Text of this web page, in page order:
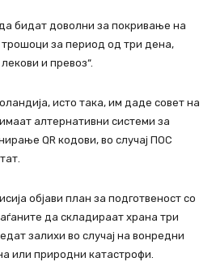
бидат доволни за покривање на
за период од три дена,
и превоз“.
исто така, им даде совет на
алтернативни системи за
QR кодови, во случај ПОС
објави план за подготвеност со
да складираат храна три
залихи во случај на вонредни
или природни катастрофи.